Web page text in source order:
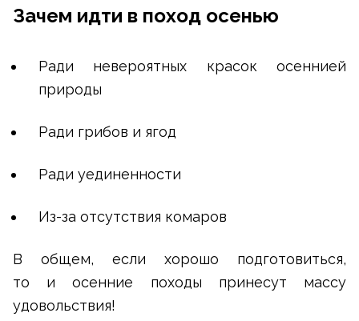
Зачем идти в поход осенью
Ради невероятных красок осеннией
природы
Ради грибов и ягод
Ради уединенности
Из-за отсутствия комаров
В общем, если хорошо подготовиться,
то и осенние походы принесут массу
удовольствия!